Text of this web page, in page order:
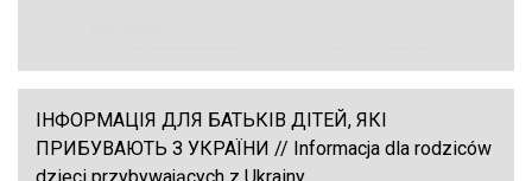
ІНФОРМАЦІЯ ДЛЯ БАТЬКІВ ДІТЕЙ, ЯКІ
ПРИБУВАЮТЬ З УКРАЇНИ // Informacja dla rodziców
dzieci przybywających z Ukrainy